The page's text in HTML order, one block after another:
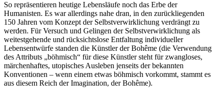
So repräsentieren heutige Lebensläufe noch das Erbe der
Humanisten. Es war allerdings nahe dran, in den zurückliegenden
150 Jahren vom Konzept der Selbstverwirklichung verdrängt zu
werden. Für Versuch und Gelingen der Selbstverwirklichung als
weitestgehende und rücksichtslose Entfaltung individueller
Lebensentwürfe standen die Künstler der Bohême (die Verwendung
des Attributs „böhmisch“ für diese Künstler steht für zwangloses,
märchenhaftes, utopisches Ausleben jenseits der bekannten
Konventionen – wenn einem etwas böhmisch vorkommt, stammt es
aus diesem Reich der Imagination, der Bohême).